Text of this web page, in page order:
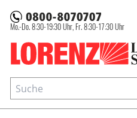
Lorenz
Mo.-Do. 8:30-19:30 Uhr, Fr. 8:30-17:30 Uhr
Suche
Zeitschriftensuche